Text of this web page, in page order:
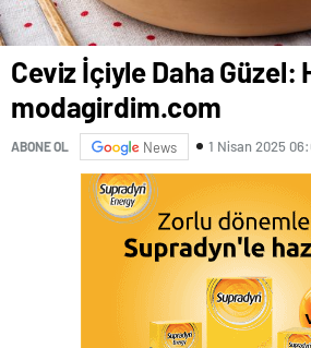
Ceviz İçiyle Daha Güzel:
modagirdim.com
ABONE OL News 1 Nisan 2025